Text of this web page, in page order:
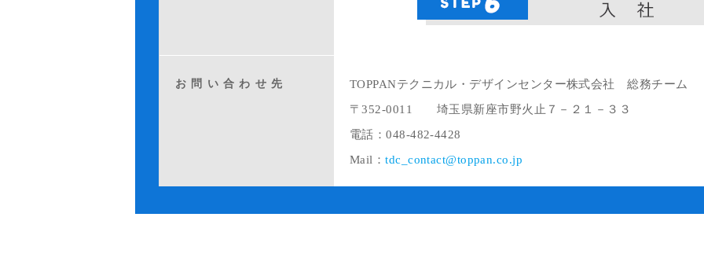
お問い合わせ先
TOPPANテクニカル・デザインセンター株式会社 総務チーム
〒352-0011 埼玉県新座市野火止７－２１－３３
電話：048-482-4428
Mail：tdc_contact@toppan.co.jp